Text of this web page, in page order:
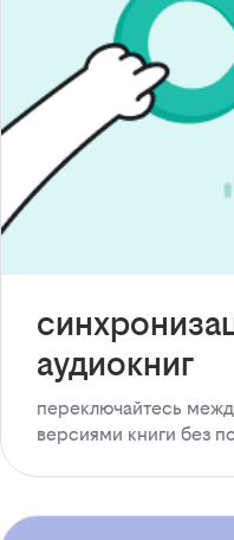
аудиокниг
переключайтесь
версиями книги без